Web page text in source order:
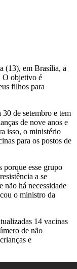
(13), em Brasília, a
O objetivo é
filhos para
de setembro e tem
de nove anos e
isso, o ministério
para os postos de
porque esse grupo
a se
não há necessidade
o ministro da
14 vacinas
de não
e